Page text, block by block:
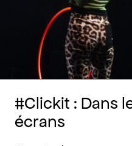
#Clickit : Dans
écrans